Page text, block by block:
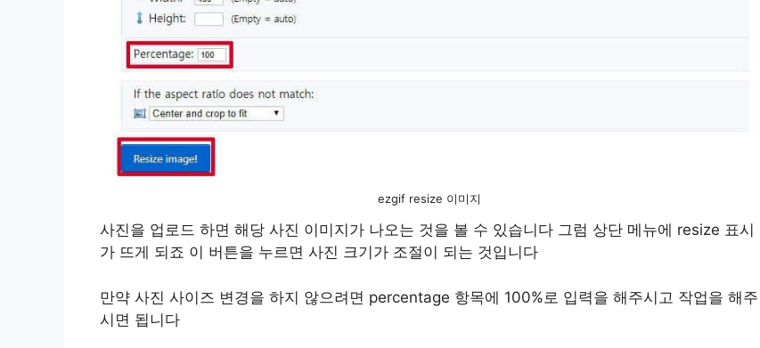
ezgif resize 이미지
사진을 업로드 하면 해당 사진 이미지가 나오는 것을 볼 수 있습니다 그럼 상단 메뉴에 resize 표시
가 뜨게 되죠 이 버튼을 누르면 사진 크기가 조절이 되는 것입니다
만약 사진 사이즈 변경을 하지 않으려면 percentage 항목에 100%로 입력을 해주시고 작업을 해주
시면 됩니다